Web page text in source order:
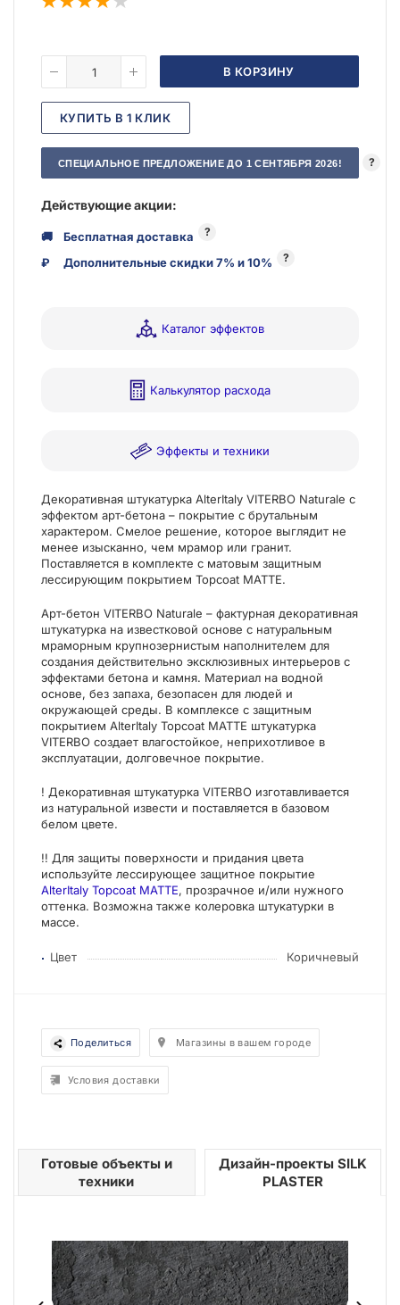
В КОРЗИНУ
КУПИТЬ В 1 КЛИК
СПЕЦИАЛЬНОЕ ПРЕДЛОЖЕНИЕ ДО 1 СЕНТЯБРЯ 2026! ?
Действующие акции:
🚚 Бесплатная доставка ?
₽ Дополнительные скидки 7% и 10% ?
Каталог эффектов
Калькулятор расхода
Эффекты и техники
Декоративная штукатурка AlterItaly VITERBO Naturale с
эффектом арт-бетона – покрытие с брутальным
характером. Смелое решение, которое выглядит не
менее изысканно, чем мрамор или гранит.
Поставляется в комплекте с матовым защитным
лессирующим покрытием Topcoat MATTE.
Арт-бетон VITERBO Naturale – фактурная декоративная
штукатурка на известковой основе с натуральным
мраморным крупнозернистым наполнителем для
создания действительно эксклюзивных интерьеров с
эффектами бетона и камня. Материал на водной
основе, без запаха, безопасен для людей и
окружающей среды. В комплексе с защитным
покрытием AlterItaly Topcoat MATTE штукатурка
VITERBO создает влагостойкое, неприхотливое в
эксплуатации, долговечное покрытие.
! Декоративная штукатурка VITERBO изготавливается
из натуральной извести и поставляется в базовом
белом цвете.
!! Для защиты поверхности и придания цвета
используйте лессирующее защитное покрытие
AlterItaly Topcoat MATTE, прозрачное и/или нужного
оттенка. Возможна также колеровка штукатурки в
массе.
Цвет Коричневый
Поделиться Магазины в вашем городе
Условия доставки
Готовые объекты и
техники
Дизайн-проекты SILK
PLASTER